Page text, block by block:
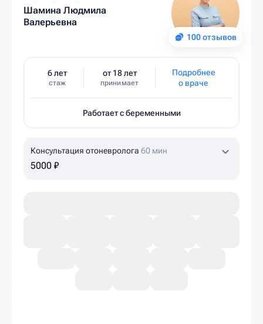
100 отзывов
Шамина Людмила
Валерьевна
6 лет
стаж
от 18 лет
принимает
Подробнее
о враче
Работает с беременными
Консультация отоневролога 60 мин
5000 ₽